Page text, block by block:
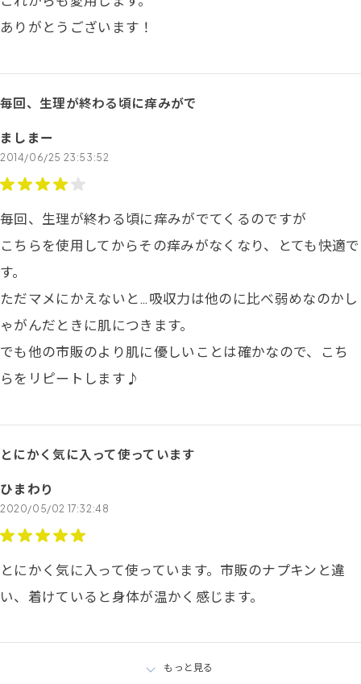
ありがとうございます！
毎回、生理が終わる頃に痒みがで
ましまー
2014/06/25 23:53:52
毎回、生理が終わる頃に痒みがでてくるのですが
こちらを使用してからその痒みがなくなり、とても快適で
す。
ただマメにかえないと…吸収力は他のに比べ弱めなのかし
ゃがんだときに肌につきます。
でも他の市販のより肌に優しいことは確かなので、こち
らをリピートします♪
とにかく気に入って使っています
ひまわり
2020/05/02 17:32:48
とにかく気に入って使っています。市販のナプキンと違
い、着けていると身体が温かく感じます。
もっと見る